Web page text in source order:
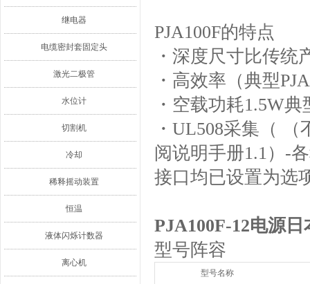
继电器
电缆密封套固定头
激光二极管
水位计
切割机
冷却
稀释摇动装置
恒温
液体闪烁计数器
离心机
PJA100F的特点
・深度尺寸比传统
・高效率（典型
・空载功耗1.5W
・UL508采集（
阅说明手册1.1）-
接口均已设置为选
PJA100F-12电源
型号阵容
型号名称